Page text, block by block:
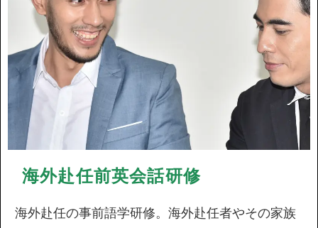
海外赴任前英会話研修
海外赴任の事前語学研修。海外赴任者やその家族